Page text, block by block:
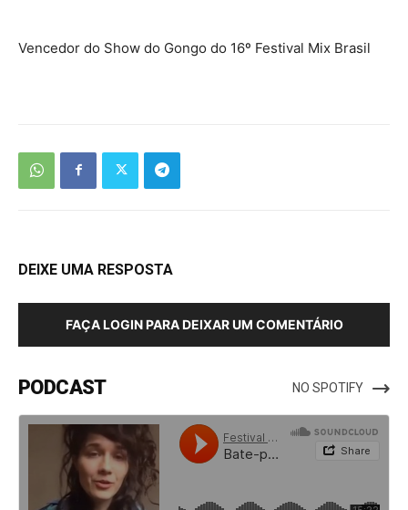
Vencedor do Show do Gongo do 16º Festival Mix Brasil
DEIXE UMA RESPOSTA
FAÇA LOGIN PARA DEIXAR UM COMENTÁRIO
PODCAST NO SPOTIFY